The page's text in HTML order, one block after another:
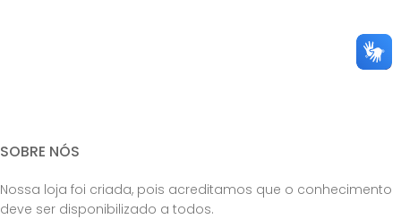
SOBRE NÓS
Nossa loja foi criada, pois acreditamos que o conhecimento
deve ser disponibilizado a todos.